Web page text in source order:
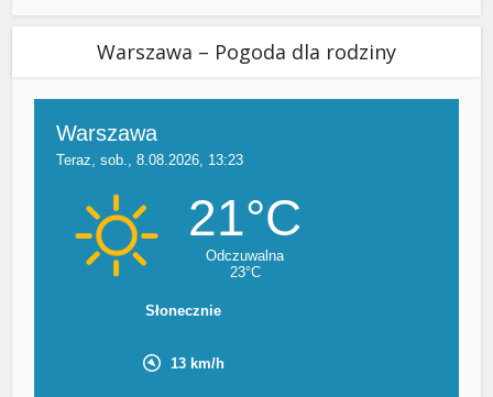
Warszawa – Pogoda dla rodziny